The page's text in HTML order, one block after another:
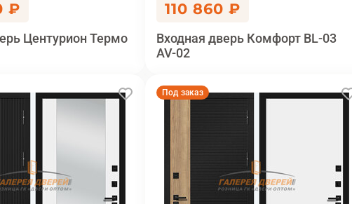
₽
Центурион Термо
110 860 ₽
Входная дверь Комфорт BL-03
AV-02
Под заказ